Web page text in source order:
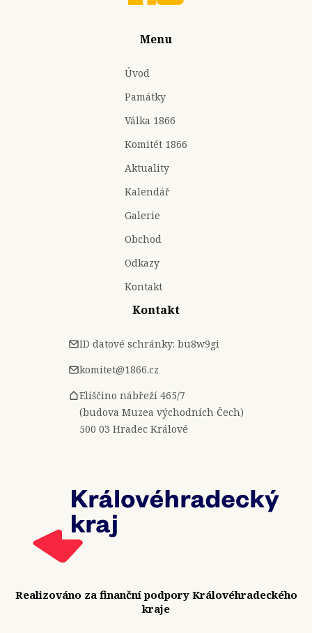
Menu
Úvod
Památky
Válka 1866
Komitét 1866
Aktuality
Kalendář
Galerie
Obchod
Odkazy
Kontakt
Kontakt
ID datové schránky: bu8w9gi
komitet@1866.cz
Eliščino nábřeží 465/7
(budova Muzea východních Čech)
500 03 Hradec Králové
Realizováno za finanční podpory Královéhradeckého
kraje